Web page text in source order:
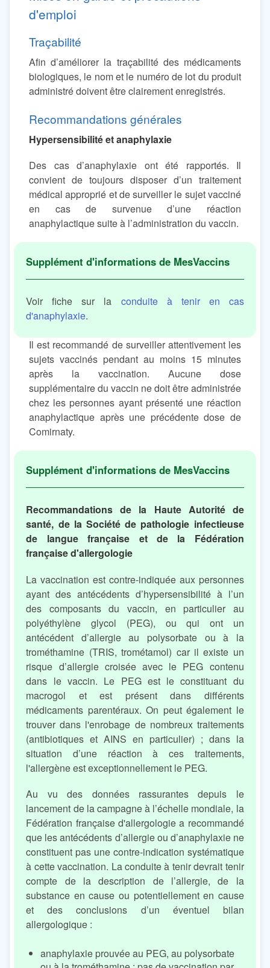
d'emploi
Traçabilité
Afin d’améliorer la traçabilité des médicaments
biologiques, le nom et le numéro de lot du produit
administré doivent être clairement enregistrés.
Recommandations générales
Hypersensibilité et anaphylaxie
Des cas d’anaphylaxie ont été rapportés. Il
convient de toujours disposer d’un traitement
médical approprié et de surveiller le sujet vacciné
en cas de survenue d’une réaction
anaphylactique suite à l’administration du vaccin.
Voir fiche sur la conduite à tenir en cas
d'anaphylaxie.
Il est recommandé de surveiller attentivement les
sujets vaccinés pendant au moins 15 minutes
après la vaccination. Aucune dose
supplémentaire du vaccin ne doit être administrée
chez les personnes ayant présenté une réaction
anaphylactique après une précédente dose de
Comirnaty.
Recommandations de la Haute Autorité de
santé, de la Société de pathologie infectieuse
de langue française et de la Fédération
française d'allergologie
La vaccination est contre-indiquée aux personnes
ayant des antécédents d’hypersensibilité à l’un
des composants du vaccin, en particulier au
polyéthylène glycol (PEG), ou qui ont un
antécédent d’allergie au polysorbate ou à la
trométhamine (TRIS, trométamol) car il existe un
risque d’allergie croisée avec le PEG contenu
dans le vaccin. Le PEG est le constituant du
macrogol et est présent dans différents
médicaments parentéraux. On peut également le
trouver dans l'enrobage de nombreux traitements
(antibiotiques et AINS en particulier) ; dans la
situation d’une réaction à ces traitements,
l'allergène est exceptionnellement le PEG.
Au vu des données rassurantes depuis le
lancement de la campagne à l’échelle mondiale, la
Fédération française d'allergologie a recommandé
que les antécédents d’allergie ou d’anaphylaxie ne
constituent pas une contre-indication systématique
à cette vaccination. La conduite à tenir devrait tenir
compte de la description de l’allergie, de la
substance en cause ou potentiellement en cause
et des conclusions d’un éventuel bilan
allergologique :
anaphylaxie prouvée au PEG, au polysorbate